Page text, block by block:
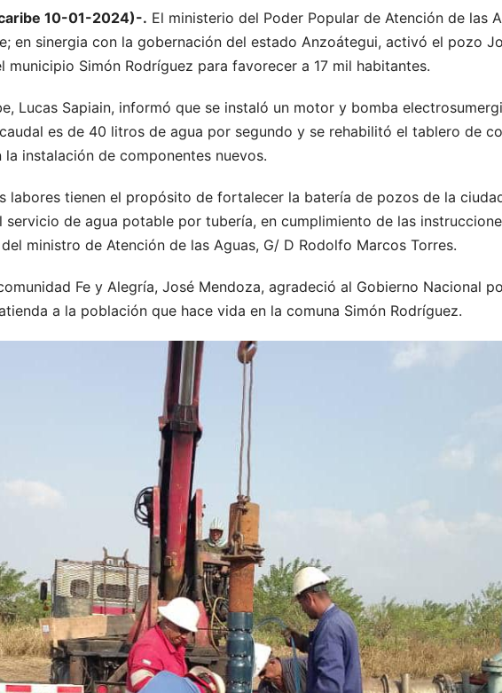
10-01-2024)-. El ministerio del Poder Popular de Atención de las
en sinergia con la gobernación del estado Anzoátegui, activó el pozo
municipio Simón Rodríguez para favorecer a 17 mil habitantes.
Lucas Sapiain, informó que se instaló un motor y bomba
es de 40 litros de agua por segundo y se rehabilitó el tablero de
instalación de componentes nuevos.
labores tienen el propósito de fortalecer la batería de pozos de la
servicio de agua potable por tubería, en cumplimiento de las
ministro de Atención de las Aguas, G/ D Rodolfo Marcos Torres.
Fe y Alegría, José Mendoza, agradeció al Gobierno Nacional
a la población que hace vida en la comuna Simón Rodríguez.